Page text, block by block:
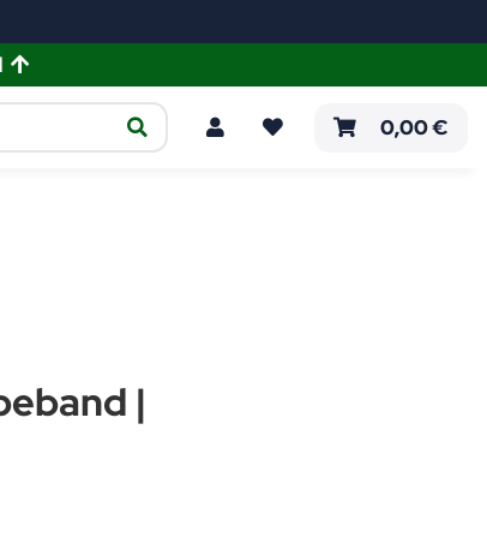
0,00 €
Verlegeanleitungen
|